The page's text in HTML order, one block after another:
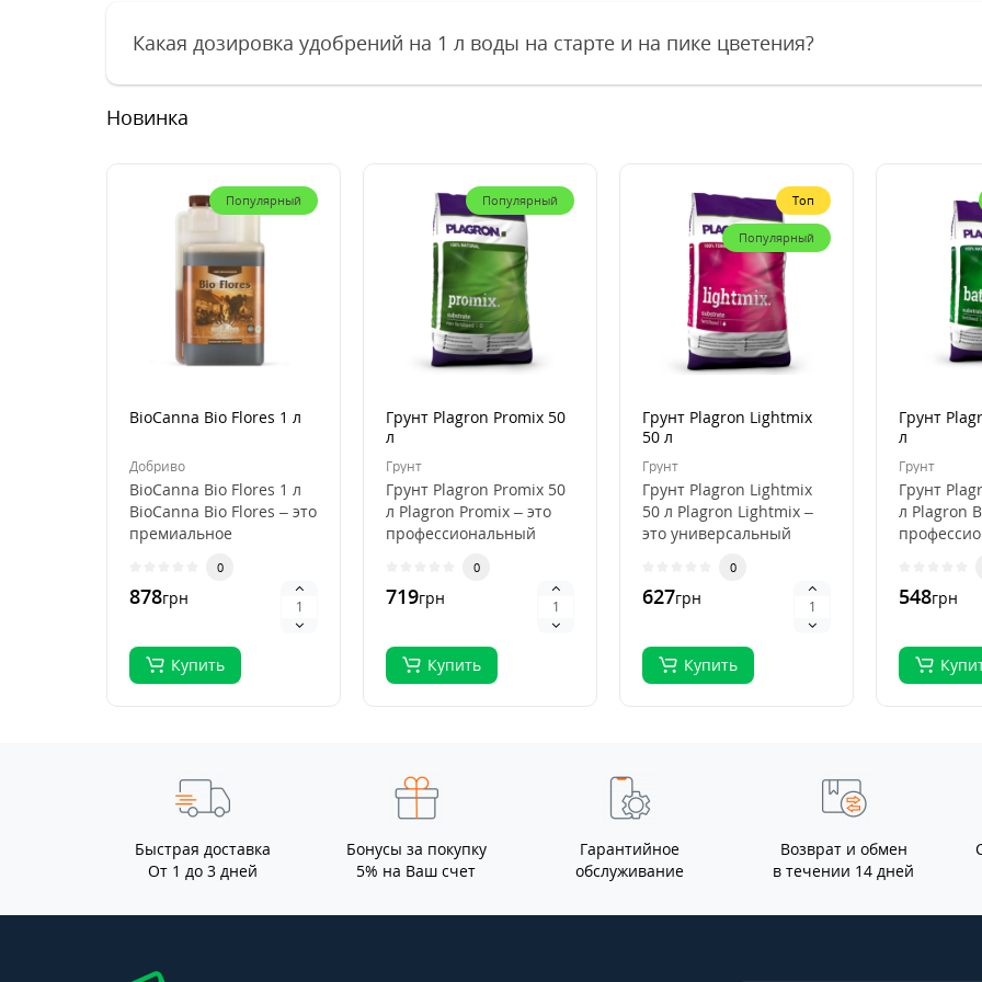
Какая дозировка удобрений на 1 л воды на старте и на пике цветения?
Новинка
Популярный
BioCanna Bio Flores 1 л
Добриво
BioCanna Bio Flores 1 л
BioCanna Bio Flores – это
премиальное
удобрение для ст..
0
878грн
Купить
Популярный
Грунт Plagron Promix 50
л
Грунт
Грунт Plagron Promix 50
л Plagron Promix – это
профессиональный
выращивания
растений, ..
0
719грн
Купить
Топ
Популярный
Грунт Plagron Lightmix
50 л
Грунт
Грунт Plagron Lightmix
50 л Plagron Lightmix –
это универсальный
выращивания..
0
627грн
Купить
Грунт
л
Грунт
Грунт
л Plagron
выращива..
548грн
Быстрая доставка
От 1 до 3 дней
Бонусы за покупку
5% на Ваш счет
Гарантийное
обслуживание
Возврат и обмен
в течении 14 дней